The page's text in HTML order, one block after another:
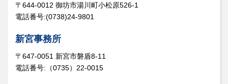
〒644-0012 御坊市湯川町小松原526-1
電話番号:(0738)24-9801
新宮事務所
〒647-0051 新宮市磐盾8-11
電話番号:（0735）22-0015